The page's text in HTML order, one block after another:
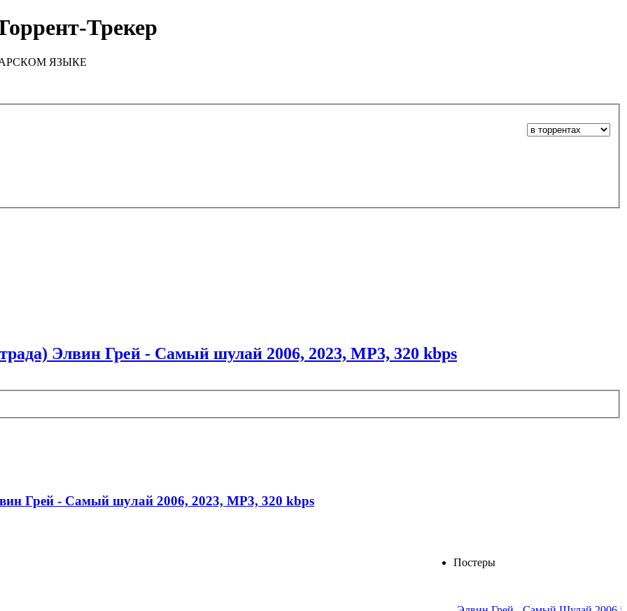
Трекер
ЯЗЫКЕ
Элвин Грей - Самый шулай 2006, 2023, MP3, 320 kbps
Грей - Самый шулай 2006, 2023, MP3, 320 kbps
Постеры